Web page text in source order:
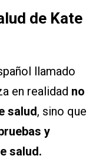
de Kate
llamado
en realidad no
salud, sino que
y
salud.